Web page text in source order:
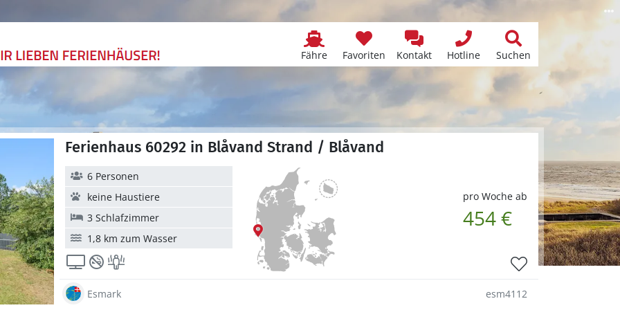
Fähre Favoriten Kontakt Hotline Suchen
Ferienhaus 60292 in Blåvand Strand / Blåvand
pro Woche ab
454 €
6 Personen
keine Haustiere
3 Schlafzimmer
1,8 km zum Wasser
Esmark esm4112